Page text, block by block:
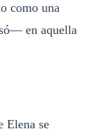
como una
en aquella
Elena se